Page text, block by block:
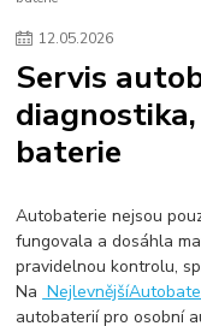
12.05.2026
Servis
baterie
Autobaterie nejsou
fungovala a dosáhla
pravidelnou kontrolu,
Na
autobaterií pro osobní